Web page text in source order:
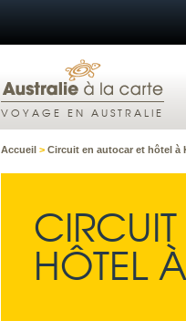
VOYAGE EN AUSTRALIE
Accueil > Circuit en autocar et hôtel à
HÔTEL